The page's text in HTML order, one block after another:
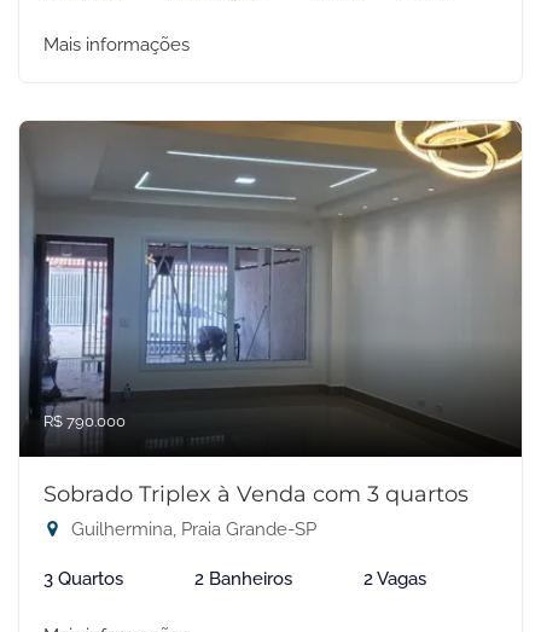
Mais informações
R$ 790.000
Sobrado Triplex à Venda com 3 quartos
Guilhermina, Praia Grande-SP
3 Quartos 2 Banheiros 2 Vagas